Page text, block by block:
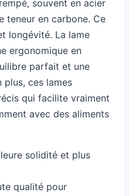
souvent en acier
teneur en carbone. Ce
longévité. La lame
ergonomique en
parfait et une
plus, ces lames
qui facilite vraiment
avec des aliments
solidité et plus
qualité pour